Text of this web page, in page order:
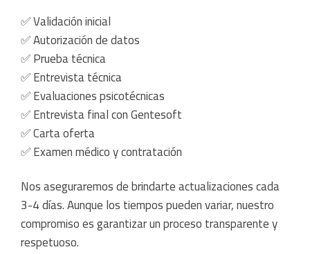
✅ Validación inicial
✅ Autorización de datos
✅ Prueba técnica
✅ Entrevista técnica
✅ Evaluaciones psicotécnicas
✅ Entrevista final con Gentesoft
✅ Carta oferta
✅ Examen médico y contratación
Nos aseguraremos de brindarte actualizaciones cada
3-4 días. Aunque los tiempos pueden variar, nuestro
compromiso es garantizar un proceso transparente y
respetuoso.